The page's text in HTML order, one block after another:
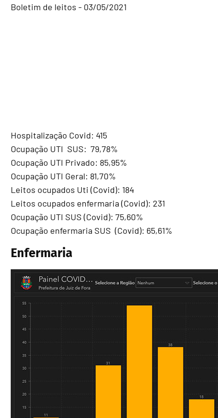
Boletim de leitos - 03/05/2021
Hospitalização Covid: 415
Ocupação UTI SUS: 79,78%
Ocupação UTI Privado: 85,95%
Ocupação UTI Geral: 81,70%
Leitos ocupados Uti (Covid): 184
Leitos ocupados enfermaria (Covid): 231
Ocupação UTI SUS (Covid): 75,60%
Ocupação enfermaria SUS (Covid): 65,61%
Enfermaria